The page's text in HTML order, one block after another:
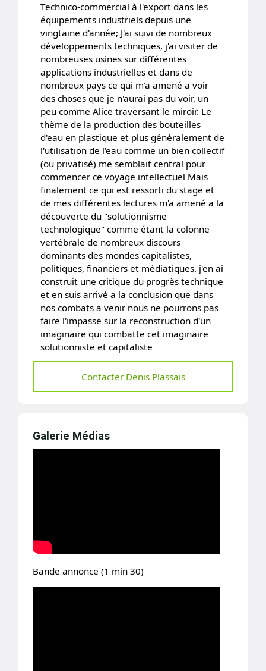
Technico-commercial à l'export dans les
équipements industriels depuis une
vingtaine d'année; J'ai suivi de nombreux
développements techniques, j'ai visiter de
nombreuses usines sur différentes
applications industrielles et dans de
nombreux pays ce qui m'a amené a voir
des choses que je n'aurai pas du voir, un
peu comme Alice traversant le miroir. Le
thème de la production des bouteilles
d'eau en plastique et plus généralement de
l'utilisation de l'eau comme un bien collectif
(ou privatisé) me semblait central pour
commencer ce voyage intellectuel Mais
finalement ce qui est ressorti du stage et
de mes différentes lectures m'a amené a la
découverte du "solutionnisme
technologique" comme étant la colonne
vertébrale de nombreux discours
dominants des mondes capitalistes,
politiques, financiers et médiatiques. j'en ai
construit une critique du progrès technique
et en suis arrivé a la conclusion que dans
nos combats a venir nous ne pourrons pas
faire l'impasse sur la reconstruction d'un
imaginaire qui combatte cet imaginaire
solutionniste et capitaliste
Contacter Denis Plassais
Galerie Médias
Bande annonce (1 min 30)